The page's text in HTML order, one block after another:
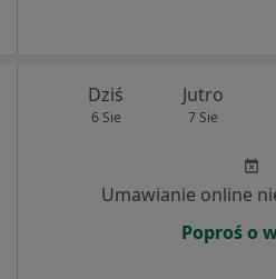
Dziś
6 Sie
Jutro
7 Sie
Umawianie online
Poproś o